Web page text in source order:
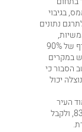
בגיבוי
נתונים
לבצע איחוד ליקויים ולהגיע לרף של 90%
במקרים
הסבור כי
יכול
העיר
באתר המשרד או בטלפון *8332, ולקבל